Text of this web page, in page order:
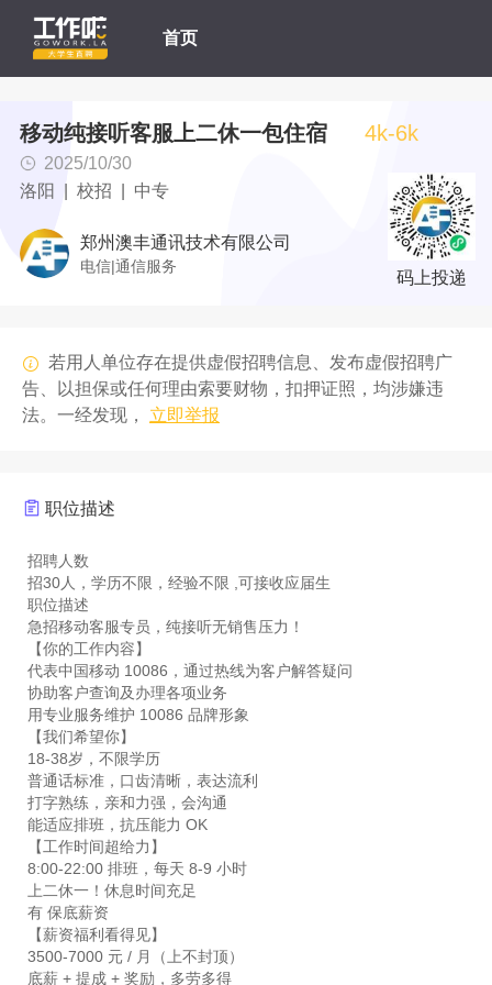
首页
移动纯接听客服上二休一包住宿 4k-6k
2025/10/30
洛阳 | 校招 | 中专
郑州澳丰通讯技术有限公司
电信|通信服务
码上投递
若用人单位存在提供虚假招聘信息、发布虚假招聘广
告、以担保或任何理由索要财物，扣押证照，均涉嫌违
法。一经发现，
立即举报
职位描述
招聘人数
招30人，学历不限，经验不限 ,可接收应届生
职位描述
急招移动客服专员，纯接听无销售压力！
【你的工作内容】
代表中国移动 10086，通过热线为客户解答疑问
协助客户查询及办理各项业务
用专业服务维护 10086 品牌形象
【我们希望你】
18-38岁，不限学历
普通话标准，口齿清晰，表达流利
打字熟练，亲和力强，会沟通
能适应排班，抗压能力 OK
【工作时间超给力】
8:00-22:00 排班，每天 8-9 小时
上二休一！休息时间充足
有 保底薪资
【薪资福利看得见】
3500-7000 元 / 月（上不封顶）
底薪 + 提成 + 奖励，多劳多得